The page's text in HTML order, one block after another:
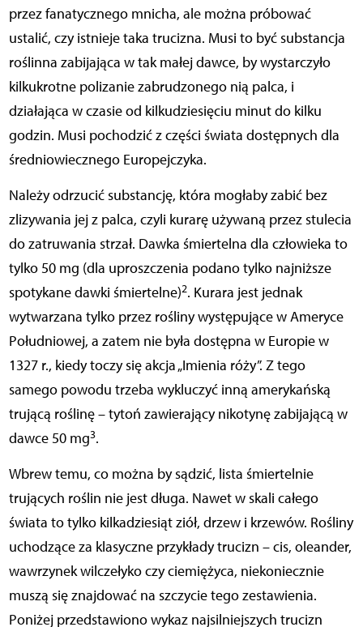
przez fanatycznego mnicha, ale można próbować
ustalić, czy istnieje taka trucizna. Musi to być substancja
roślinna zabijająca w tak małej dawce, by wystarczyło
kilkukrotne polizanie zabrudzonego nią palca, i
działająca w czasie od kilkudziesięciu minut do kilku
godzin. Musi pochodzić z części świata dostępnych dla
średniowiecznego Europejczyka.
Należy odrzucić substancję, która mogłaby zabić bez
zlizywania jej z palca, czyli kurarę używaną przez stulecia
do zatruwania strzał. Dawka śmiertelna dla człowieka to
tylko 50 mg (dla uproszczenia podano tylko najniższe
spotykane dawki śmiertelne)2. Kurara jest jednak
wytwarzana tylko przez rośliny występujące w Ameryce
Południowej, a zatem nie była dostępna w Europie w
1327 r., kiedy toczy się akcja „Imienia róży”. Z tego
samego powodu trzeba wykluczyć inną amerykańską
trującą roślinę – tytoń zawierający nikotynę zabijającą w
dawce 50 mg3.
Wbrew temu, co można by sądzić, lista śmiertelnie
trujących roślin nie jest długa. Nawet w skali całego
świata to tylko kilkadziesiąt ziół, drzew i krzewów. Rośliny
uchodzące za klasyczne przykłady trucizn – cis, oleander,
wawrzynek wilczełyko czy ciemiężyca, niekoniecznie
muszą się znajdować na szczycie tego zestawienia.
Poniżej przedstawiono wykaz najsilniejszych trucizn